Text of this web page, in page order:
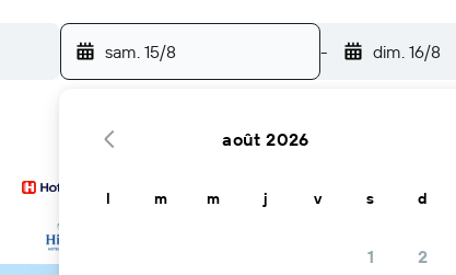
sam. 15/8 - dim. 16/8
août 2026
l m m j v s d
1 2